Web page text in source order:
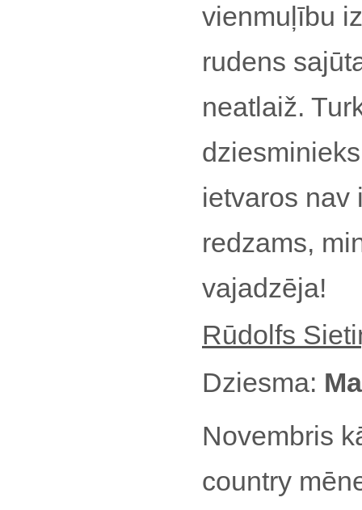
vienmuļību
rudens
neatlaiž.
ietvaros
redzams,
vajadzēja!
Rūdolfs
Dziesma:
Novembris
country